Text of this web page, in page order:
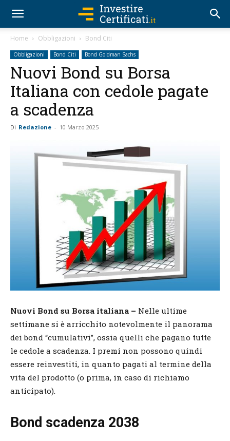
Home Obbligazioni Bond Citi
Obbligazioni Bond Citi Bond Goldman Sachs
Nuovi Bond su Borsa
Italiana con cedole pagate
a scadenza
Di Redazione - 10 Marzo 2025
Nuovi Bond su Borsa italiana – Nelle ultime
settimane si è arricchito notevolmente il panorama
dei bond “cumulativi”, ossia quelli che pagano tutte
le cedole a scadenza. I premi non possono quindi
essere reinvestiti, in quanto pagati al termine della
vita del prodotto (o prima, in caso di richiamo
anticipato).
Bond scadenza 2038